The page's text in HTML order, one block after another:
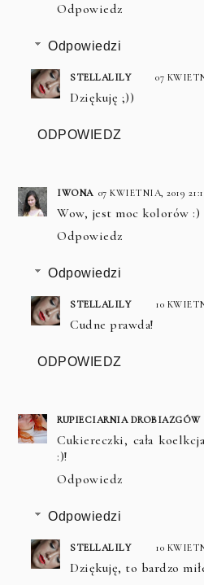
Odpowiedz
Odpowiedzi
STELLALILY 07
Dziękuję ;))
ODPOWIEDZ
IWONA 07 KWIETNIA, 2019
Wow, jest moc kolorów :)
Odpowiedz
Odpowiedzi
STELLALILY 10
Cudne prawda!
ODPOWIEDZ
RUPIECIARNIA DROBIAZGÓW
Cukiereczki, cała
:)!
Odpowiedz
Odpowiedzi
STELLALILY 10
Dziękuję, to bardzo